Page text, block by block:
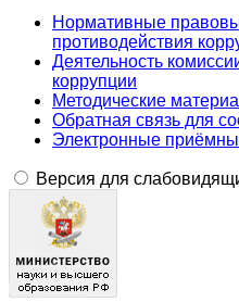
Нормативные
противодействия
Деятельность
коррупции
Методические
Обратная связь для
Электронные
Версия для